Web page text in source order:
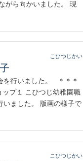
がら向かいました。 現
こひつじかい
を行いました。 ＊＊＊
ップ１ こひつじ幼稚園職
いました。 版画の様子で
こひつじかい